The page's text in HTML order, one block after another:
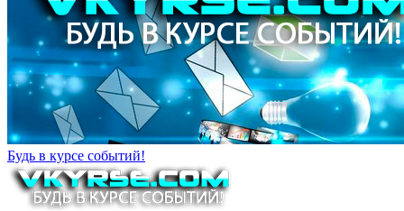
Будь в курсе событий!